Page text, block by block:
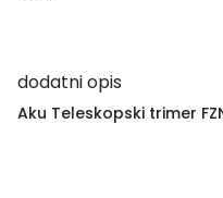
dodatni opis
Aku Teleskopski trimer